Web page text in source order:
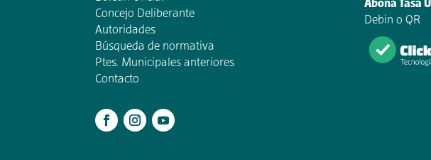
Concejo Deliberante
Autoridades
Búsqueda de normativa
Ptes. Municipales anteriores
Contacto
Aboná Tasa
Debin o QR